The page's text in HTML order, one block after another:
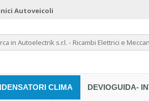
Autoveicoli
CLIMA DEVIOGUIDA-